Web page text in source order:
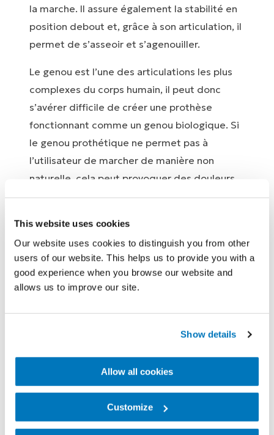
This website uses cookies
Our website uses cookies to distinguish you from other
users of our website. This helps us to provide you with a
good experience when you browse our website and
allows us to improve our site.
Show details
Allow all cookies
Customize
la marche. Il assure également la stabilité en
position debout et, grâce à son articulation, il
permet de s’asseoir et s’agenouiller.
Le genou est l’une des articulations les plus
complexes du corps humain, il peut donc
s’avérer difficile de créer une prothèse
fonctionnant comme un genou biologique. Si
le genou prothétique ne permet pas à
l’utilisateur de marcher de manière non
naturelle, cela peut provoquer des douleurs
dans le dos et dans la hanche. De même, si le
une chute. Il existe deux catégories de
genoux prothétiques : les genoux
mécaniques et les genoux bioniques (à
> En savoir plus sur les prothèses bioniques
N'hésitez pas à échanger avec votre
prothésiste pour vous assurer que votre
genou prothétique offre le confort et la
fonctionnalité adaptés à vos besoins de
mobilité.